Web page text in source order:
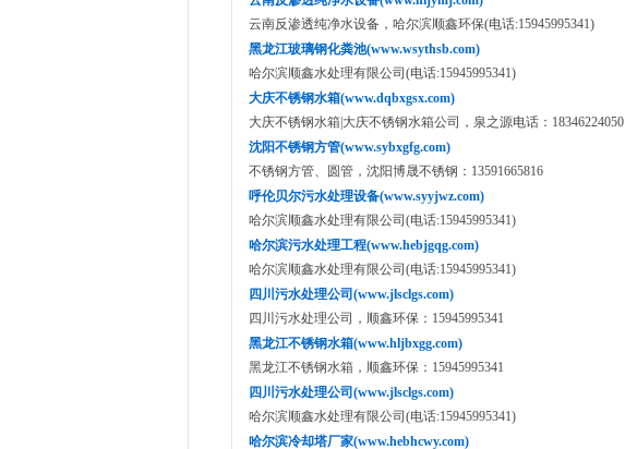
云南反渗透纯净水设备，哈尔滨顺鑫环保(电话:15945995341)
黑龙江玻璃钢化粪池(www.wsythsb.com)
哈尔滨顺鑫水处理有限公司(电话:15945995341)
大庆不锈钢水箱(www.dqbxgsx.com)
大庆不锈钢水箱|大庆不锈钢水箱公司，泉之源电话：18346224050
沈阳不锈钢方管(www.sybxgfg.com)
不锈钢方管、圆管，沈阳博晟不锈钢：13591665816
呼伦贝尔污水处理设备(www.syyjwz.com)
哈尔滨顺鑫水处理有限公司(电话:15945995341)
哈尔滨污水处理工程(www.hebjgqg.com)
哈尔滨顺鑫水处理有限公司(电话:15945995341)
四川污水处理公司(www.jlsclgs.com)
四川污水处理公司，顺鑫环保：15945995341
黑龙江不锈钢水箱(www.hljbxgg.com)
黑龙江不锈钢水箱，顺鑫环保：15945995341
四川污水处理公司(www.jlsclgs.com)
哈尔滨顺鑫水处理有限公司(电话:15945995341)
哈尔滨冷却塔厂家(www.hebhcwy.com)